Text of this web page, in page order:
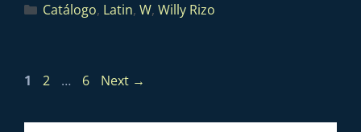
Catálogo, Latin, W, Willy Rizo
1 2 … 6 Next →